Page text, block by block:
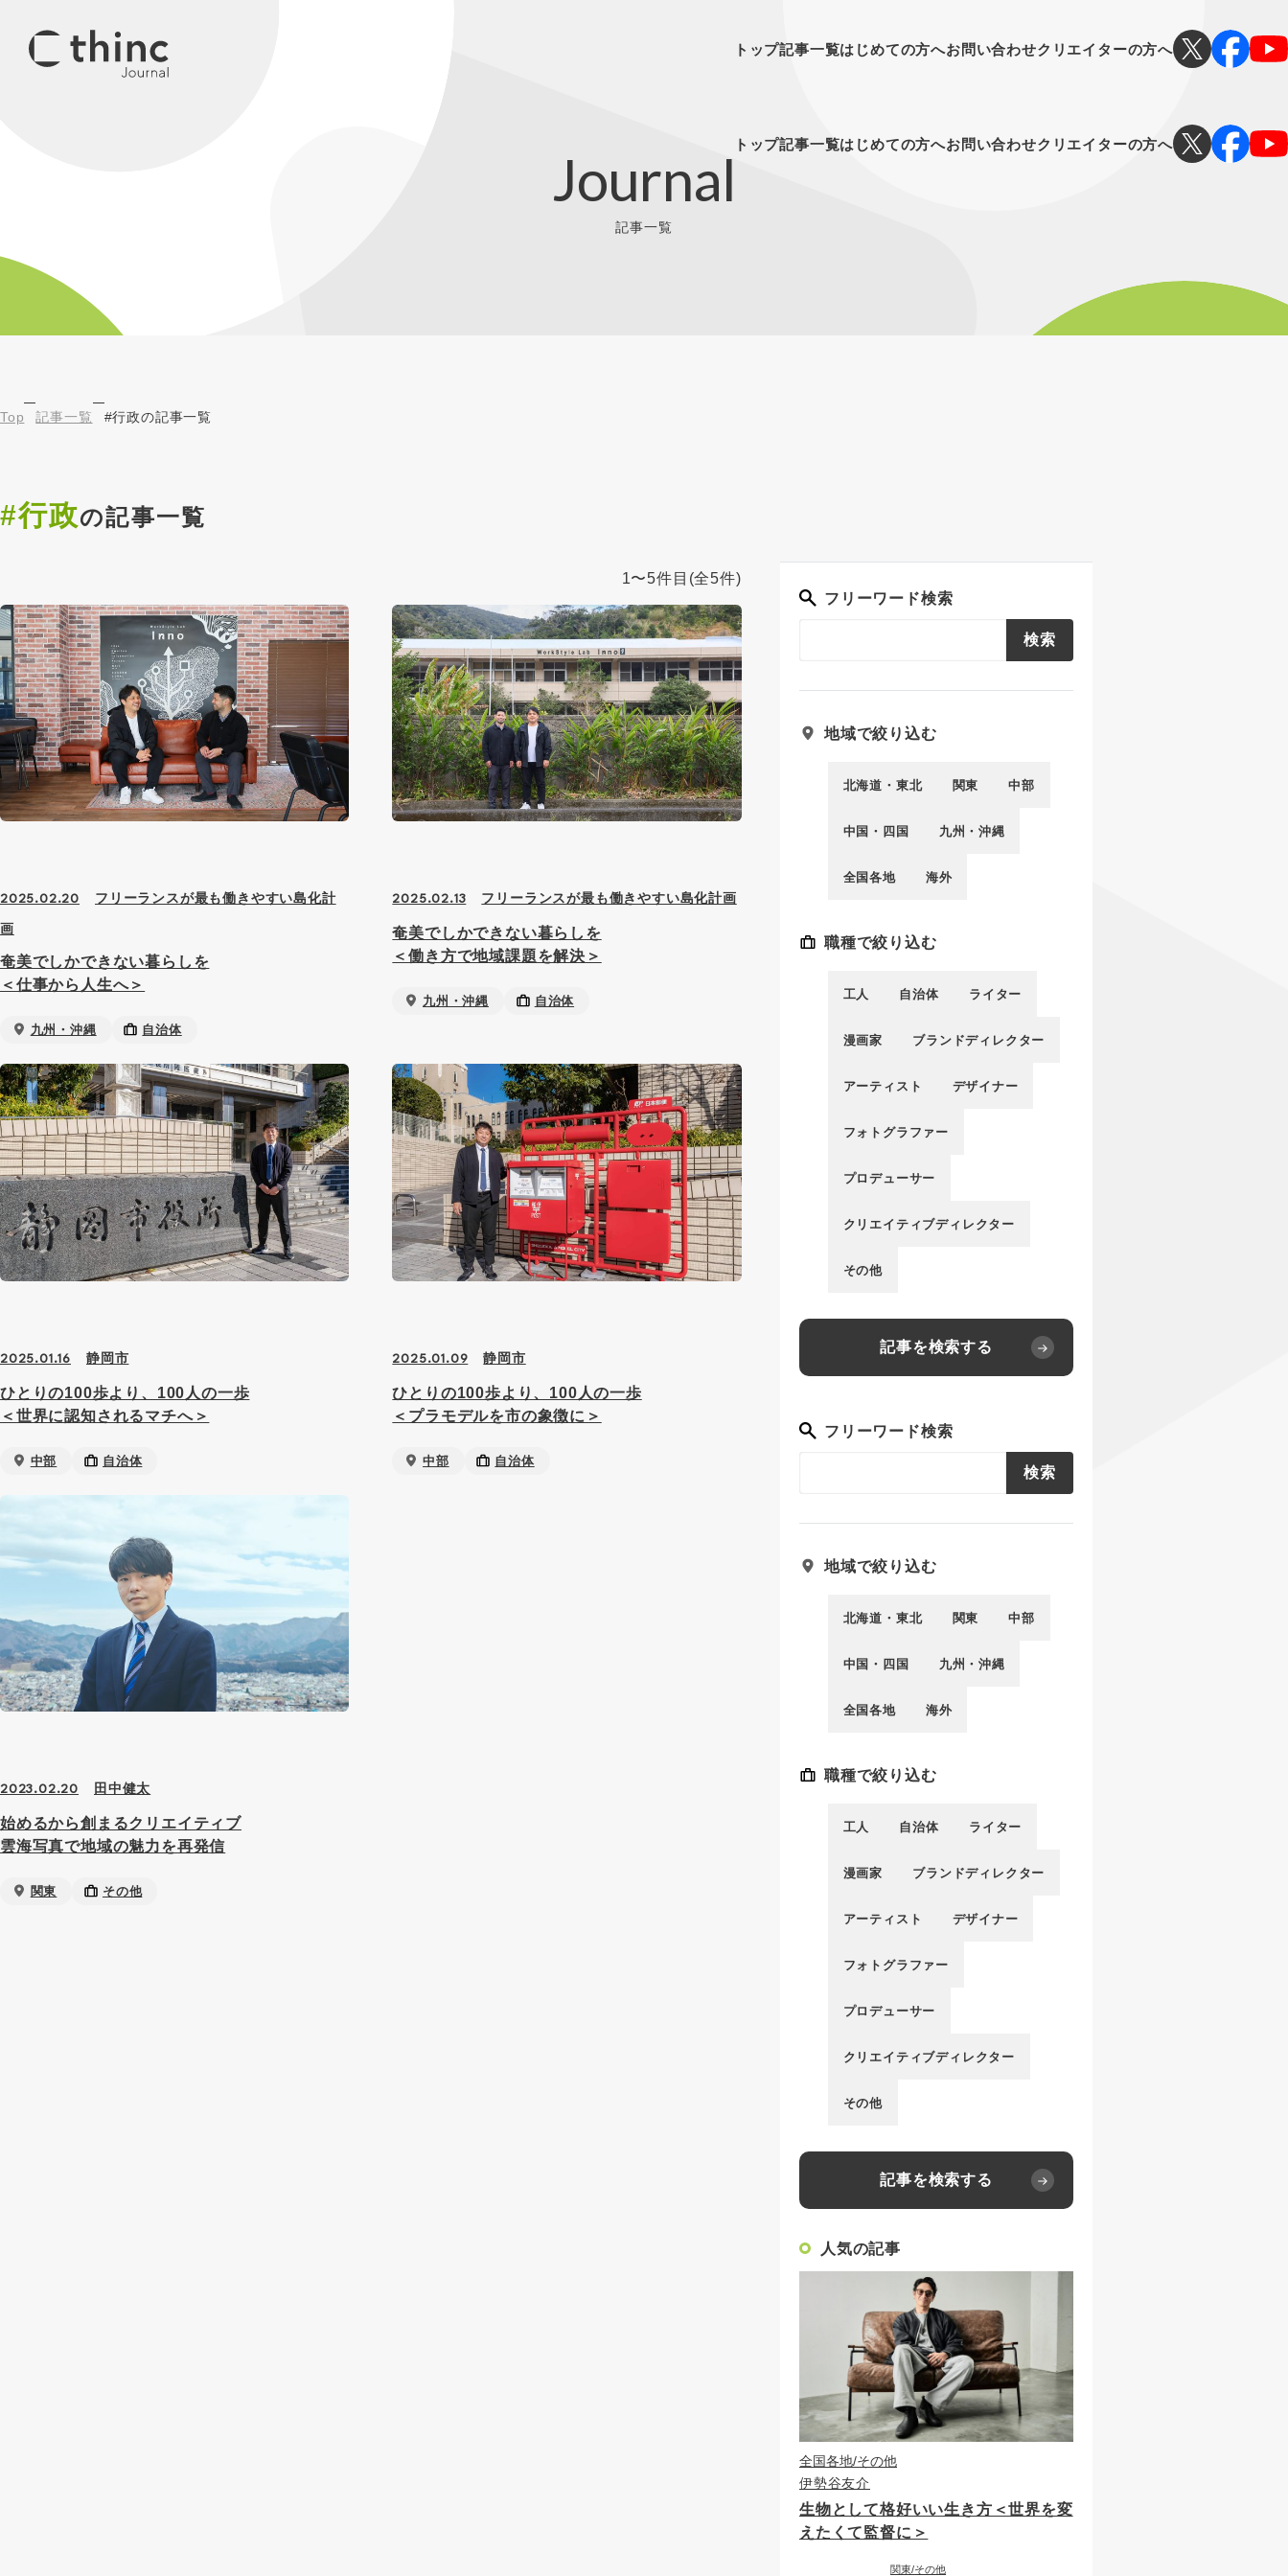
トップ記事一覧はじめての方へお問い合わせクリエイターの方へ
Journal
記事一覧
Top 記事一覧 #行政の記事一覧
#行政の記事一覧
1〜5件目 (全5件)
2025.02.20
フリーランスが最も働きやすい島化計
画
奄美でしかできない暮らしを
＜仕事から人生へ＞
九州・沖縄 自治体
2025.02.13 フリーランスが最も働きやすい島化計画
奄美でしかできない暮らしを
＜働き方で地域課題を解決＞
九州・沖縄 自治体
2025.01.16 静岡市
ひとりの100歩より、100人の一歩
＜世界に認知されるマチへ＞
中部 自治体
2025.01.09 静岡市
ひとりの100歩より、100人の一歩
＜プラモデルを市の象徴に＞
中部 自治体
2023.02.20 田中健太
始めるから創まるクリエイティブ
雲海写真で地域の魅力を再発信
関東 その他
フリーワード検索
検索
地域で絞り込む
北海道・東北 関東 中部
中国・四国 九州・沖縄
全国各地 海外
職種で絞り込む
工人 自治体 ライター
漫画家 ブランドディレクター
アーティスト デザイナー
フォトグラファー
プロデューサー
クリエイティブディレクター
その他
記事を検索する
フリーワード検索
検索
地域で絞り込む
北海道・東北 関東 中部
中国・四国 九州・沖縄
全国各地 海外
職種で絞り込む
工人 自治体 ライター
漫画家 ブランドディレクター
アーティスト デザイナー
フォトグラファー
プロデューサー
クリエイティブディレクター
その他
記事を検索する
人気の記事
全国各地 その他
伊勢谷友介
生物として格好いい生き方＜世界を変
えたくて監督に＞
関東 その他
トップ記事一覧はじめての方へお問い合わせクリエイターの方へ